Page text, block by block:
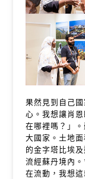
果然見到自己
心。我想讓肖
在哪裡嗎？」
大國家。土地
的金字塔比埃
流經蘇丹境內
在流動，我想